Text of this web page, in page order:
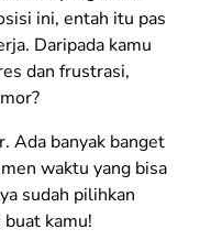
ini, entah itu pas
Daripada kamu
dan frustrasi,
Ada banyak banget
waktu yang bisa
sudah pilihkan
kamu!